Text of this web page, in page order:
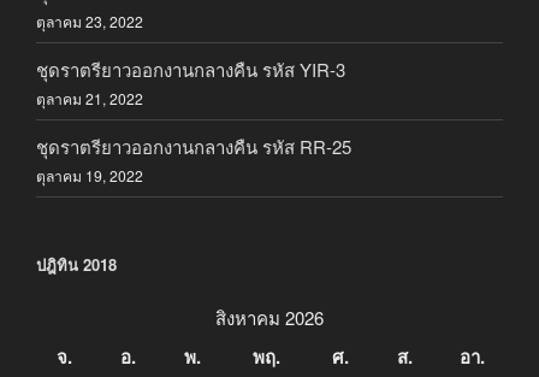
ตุลาคม 23, 2022
ชุดราตรียาวออกงานกลางคืน รหัส YIR-3
ตุลาคม 21, 2022
ชุดราตรียาวออกงานกลางคืน รหัส RR-25
ตุลาคม 19, 2022
ปฎิทิน 2018
สิงหาคม 2026
จ. อ. พ. พฤ. ศ. ส. อา.